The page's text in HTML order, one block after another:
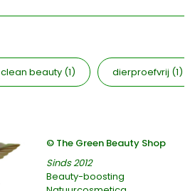
clean beauty (1) dierproefvrij (1)
© The Green Beauty Shop
Sinds 2012
Beauty-boosting